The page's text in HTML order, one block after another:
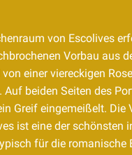
von Escolives
Vorbau aus
einer viereckigen
beiden Seiten des
Greif eingemeißelt. Die
ist eine der schönsten
für die romanische